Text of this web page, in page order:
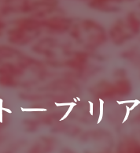
黒毛和牛
お酒
ノンア
ブリ